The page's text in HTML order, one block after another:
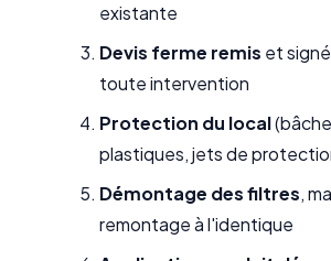
existante
Devis ferme remis et
toute intervention
Protection du local
plastiques, jets de
Démontage des filtres,
remontage à l'identique